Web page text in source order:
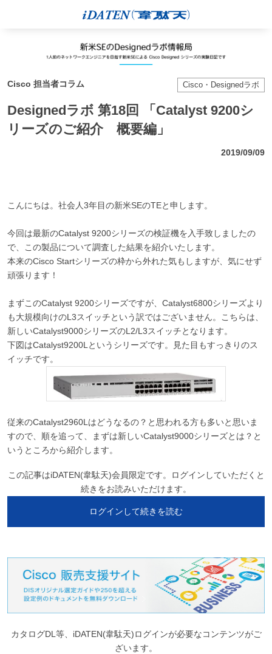
Cisco 担当者コラム Cisco・Designedラボ
Designedラボ 第18回 「Catalyst 9200シ
リーズのご紹介 概要編」
2019/09/09
こんにちは。社会人3年目の新米SEのTEと申します。
今回は最新のCatalyst 9200シリーズの検証機を入手致しましたの
で、この製品について調査した結果を紹介いたします。
本来のCisco Startシリーズの枠から外れた気もしますが、気にせず
頑張ります！
まずこのCatalyst 9200シリーズですが、Catalyst6800シリーズより
も大規模向けのL3スイッチという訳ではございません。こちらは、
新しいCatalyst9000シリーズのL2/L3スイッチとなります。
下図はCatalyst9200Lというシリーズです。見た目もすっきりのス
イッチです。
従来のCatalyst2960Lはどうなるの？と思われる方も多いと思いま
すので、順を追って、まずは新しいCatalyst9000シリーズとは？と
いうところから紹介します。
この記事はiDATEN(韋駄天)会員限定です。ログインしていただくと
続きをお読みいただけます。
ログインして続きを読む
カタログDL等、iDATEN(韋駄天)ログインが必要なコンテンツがご
ざいます。